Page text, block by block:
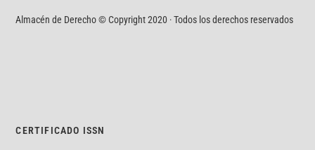
Almacén de Derecho © Copyright 2020 · Todos los derechos reservados
CERTIFICADO ISSN